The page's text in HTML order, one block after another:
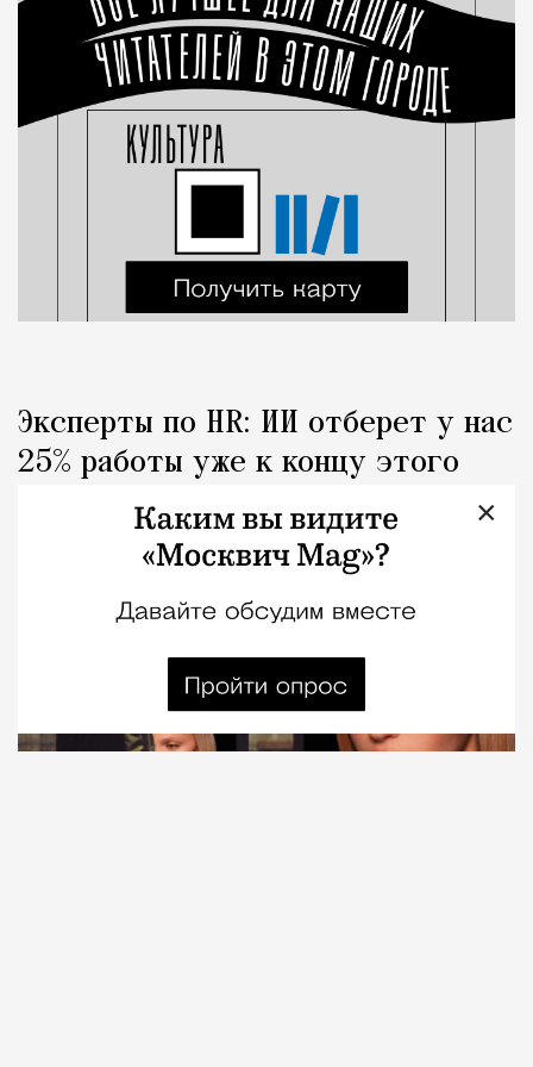
Эксперты по HR: ИИ отберет у нас
25% работы уже к концу этого
Николай Спиридонов
×